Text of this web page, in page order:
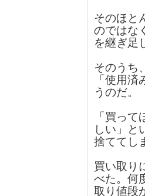
そのほと
のではな
を継ぎ足
そのうち
「使用
うのだ。
「買っ
しい」と
捨ててし
買い取り
べた。何
取り値段